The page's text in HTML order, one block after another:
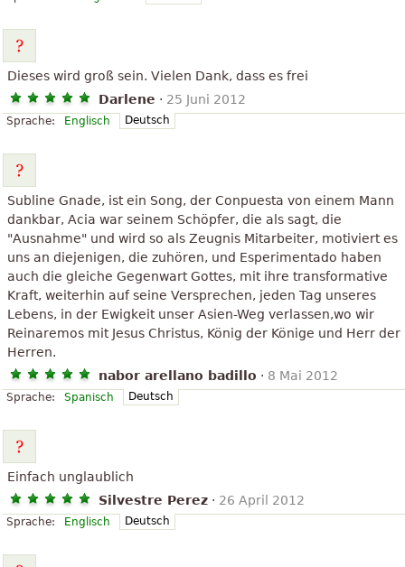
Dieses wird groß sein. Vielen Dank, dass es frei
Darlene · 25 Juni 2012
Sprache: Englisch Deutsch
Subline Gnade, ist ein Song, der Conpuesta von einem Mann
dankbar, Acia war seinem Schöpfer, die als sagt, die
"Ausnahme" und wird so als Zeugnis Mitarbeiter, motiviert es
uns an diejenigen, die zuhören, und Esperimentado haben
auch die gleiche Gegenwart Gottes, mit ihre transformative
Kraft, weiterhin auf seine Versprechen, jeden Tag unseres
Lebens, in der Ewigkeit unser Asien-Weg verlassen,wo wir
Reinaremos mit Jesus Christus, König der Könige und Herr der
Herren.
nabor arellano badillo · 8 Mai 2012
Sprache: Spanisch Deutsch
Einfach unglaublich
Silvestre Perez · 26 April 2012
Sprache: Englisch Deutsch